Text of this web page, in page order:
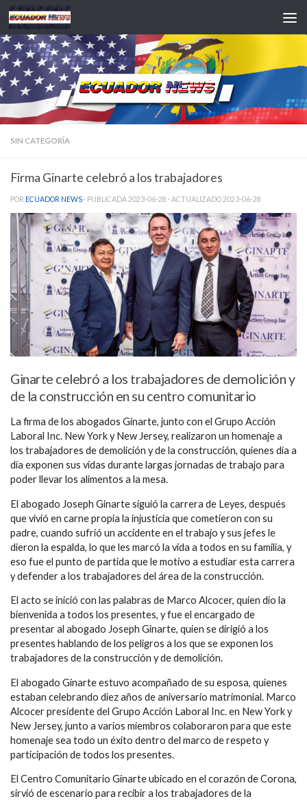
Saltar al contenido
SIN CATEGORÍA
Firma Ginarte celebró a los trabajadores
POR ECUADOR NEWS · PUBLICADA2023-06-28 · ACTUALIZADO2023-06-28
Ginarte celebró a los trabajadores de demolición y
de la construcción en su centro comunitario
La firma de los abogados Ginarte, junto con el Grupo Acción
Laboral Inc. New York y New Jersey, realizaron un homenaje a
los trabajadores de demolición y de la construcción, quienes día a
día exponen sus vidas durante largas jornadas de trabajo para
poder llevar los alimentos a la mesa.
El abogado Joseph Ginarte siguió la carrera de Leyes, después
que vivió en carne propia la injusticia que cometieron con su
padre, cuando sufrió un accidente en el trabajo y sus jefes le
dieron la espalda, lo que les marcó la vida a todos en su familia, y
eso fue el punto de partida que le motivo a estudiar esta carrera
y defender a los trabajadores del área de la construcción.
El acto se inició con las palabras de Marco Alcocer, quien dio la
bienvenida a todos los presentes, y fue el encargado de
presentar al abogado Joseph Ginarte, quien se dirigió a los
presentes hablando de los peligros a los que se exponen los
trabajadores de la construcción y de demolición.
El abogado Ginarte estuvo acompañado de su esposa, quienes
estaban celebrando diez años de aniversario matrimonial. Marco
Alcocer presidente del Grupo Acción Laboral Inc. en New York y
New Jersey, junto a varios miembros colaboraron para que este
homenaje sea todo un éxito dentro del marco de respeto y
participación de todos los presentes.
El Centro Comunitario Ginarte ubicado en el corazón de Corona,
sirvió de escenario para recibir a los trabajadores de la